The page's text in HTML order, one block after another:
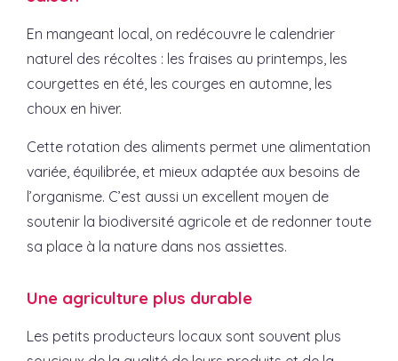
En mangeant local, on redécouvre le calendrier
naturel des récoltes : les fraises au printemps, les
courgettes en été, les courges en automne, les
choux en hiver.
Cette rotation des aliments permet une alimentation
variée, équilibrée, et mieux adaptée aux besoins de
l’organisme. C’est aussi un excellent moyen de
soutenir la biodiversité agricole et de redonner toute
sa place à la nature dans nos assiettes.
Une agriculture plus durable
Les petits producteurs locaux sont souvent plus